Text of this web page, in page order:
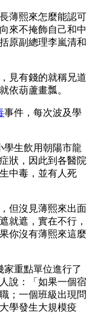
薄熙來怎麼能認可
來不掩飾自己和中
原副總理李嵐清和
見有錢的就稱兄道
依葫蘆畫瓢。
事件，每次波及學
學生飲用朝陽市龍
狀，因此到各醫院
中毒，並有人死
但沒見薄熙來出面
就遮，實在不行，
你沒有薄熙來這麼
家重點單位進行了
說：「如果一個宿
；一個班級出現問
學發生大規模疫